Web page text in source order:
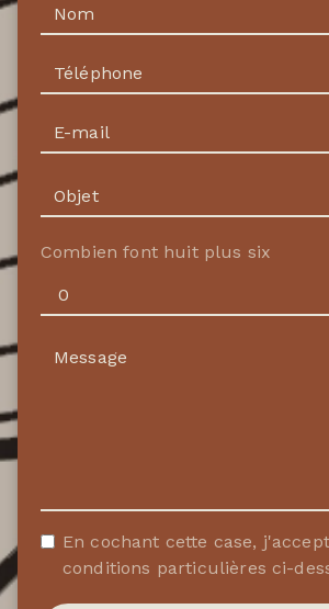
Combien font huit plus six
En cochant cette case,
conditions particulières ci-